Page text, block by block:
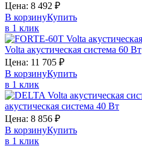
Цена: 8 492 ₽
В корзинуКупить
в 1 клик
Volta акустическая система 60 Вт
Цена: 11 705 ₽
В корзинуКупить
в 1 клик
акустическая система 40 Вт
Цена: 8 856 ₽
В корзинуКупить
в 1 клик